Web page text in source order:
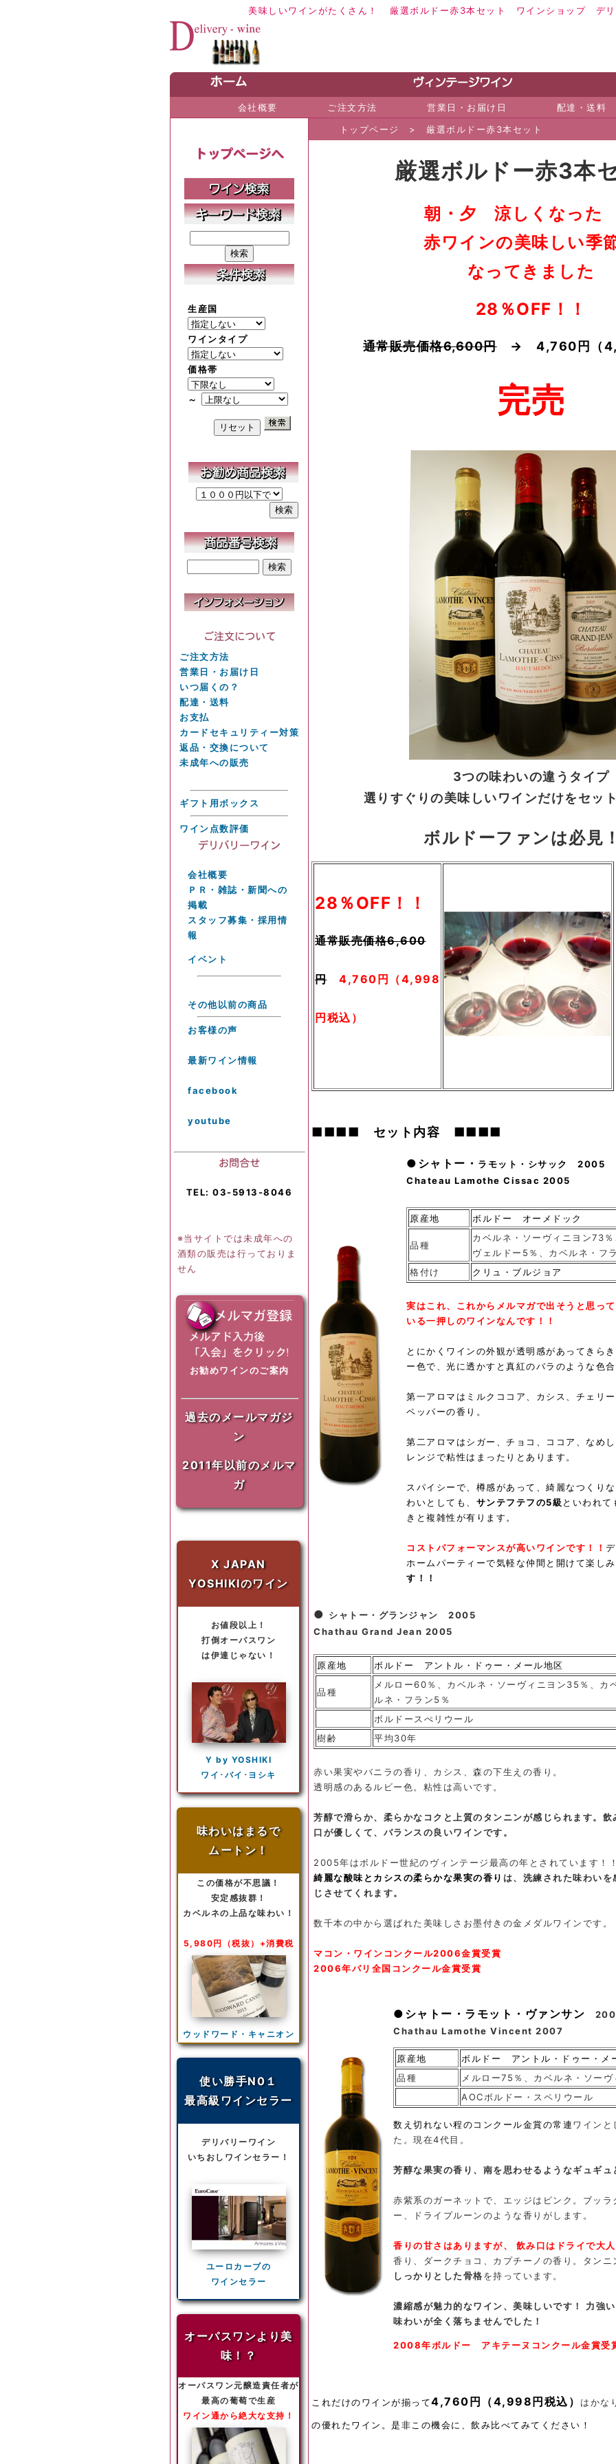
美味しいワインがたくさん！ 厳選ボルドー赤3本セット ワインショップ デリ
会社概要 ご注文方法 営業日・お届け日 配達・送料
生産国
ワインタイプ
価格帯
～
ご注文方法
営業日・お届け日
いつ届くの？
配達・送料
お支払
カードセキュリティー対策
返品・交換について
未成年への販売
ギフト用ボックス
ワイン点数評価
会社概要
ＰＲ・雑誌・新聞への
掲載
スタッフ募集・採用情
報
イベント
その他以前の商品
お客様の声
最新ワイン情報
facebook
youtube
TEL: 03-5913-8046
※当サイトでは未成年への
酒類の販売は行っておりま
せん
お勧めワインのご案内
過去のメールマガジ
ン
2011年以前のメルマ
ガ
X JAPAN
YOSHIKIのワイン
お値段以上！
打倒オーパスワン
は伊達じゃない！
Y by YOSHIKI
ワイ･バイ･ヨシキ
味わいはまるで
ムートン！
この価格が不思議！
安定感抜群！
カベルネの上品な味わい！
5,980円（税抜）+消費税
ウッドワード・キャニオン
使い勝手N0１
最高級ワインセラー
デリバリーワイン
いちおしワインセラー！
ユーロカーブの
ワインセラー
オーパスワンより美
味！？
オーパスワン元醸造責任者が
最高の葡萄で生産
ワイン通から絶大な支持！
トップページ > 厳選ボルドー赤3本セット
厳選ボルドー赤3本
朝・夕 涼しくなった
赤ワインの美味しい季
なってきました
28％OFF！！
通常販売価格6,600円→4,760円（
完売
3つの味わいの違うタイプ
選りすぐりの美味しいワインだけをセッ
ボルドーファンは必見 ！
28％OFF！！
通常販売価格6,600
円 4,760円（4,998
円税込）
■■■■ セット内容 ■■■■
●シャトー・ ラモット・シサック 2005
Chateau Lamothe Cissac 2005
原産地
ボルドー オーメドック
品種
カベルネ・ソーヴィニヨン73
ヴェルドー5％、カベルネ・フ
格付け
クリュ・ブルジョア
実はこれ、これからメルマガで出そうと思っ
いる一押しのワインなんです！！
とにかくワインの外観が透明感があってきら
ー色で、光に透かすと真紅のバラのような色合
第一アロマはミルクココア、カシス、チェリ
ペッパーの香り。
第二アロマはシガー、チョコ、ココア、なめ
レンジで粘性はまったりとあります。
スパイシーで、樽感があって、綺麗なつくり
わいとしても、 サンテフテフの5級 といわれて
きと複雑性が有ります。
コストパフォーマンスが高いワインです！！
ホームパーティーで気軽な仲間と開けて楽し
す！！
● シャトー・グランジャン 2005
Chathau Grand Jean 2005
原産地 ボルドー アントル・ドゥー・メール地区
品種
メルロー60％、カベルネ・ソーヴィニヨン35％、カ
ルネ・フラン5％
ボルドースぺリウール
樹齢
平均30年
赤い果実やバニラの香り、カシス、森の下生えの香り。
透明感のあるルビー色。粘性は高いです。
芳醇で滑らか、柔らかなコクと上質のタンニンが感じられます。飲
口が優しくて、バランスの良いワインです。
2005年はボルドー世紀のヴィンテージ最高の年とされています！！
綺麗な酸味とカシスの柔らかな果実の香り は、洗練された味わいを
じさせてくれます。
数千本の中から選ばれた美味しさお墨付きの金メダルワインです。
マコン・ワインコンクール2006金賞受賞
2006年パリ全国コンクール金賞受賞
●シャトー・ラモット・ヴァンサン
Chathau Lamothe Vincent 2007
原産地
ボルドー アントル・ドゥー・メ
品種
メルロー75％、カベルネ・ソー
AOCボルドー・スペリウール
数え切れない程のコンクール金賞の常連ワインと
た。現在4代目。
芳醇な果実の香り、南を思わせるようなギュギュ
赤紫系のガーネットで、エッジはピンク。ブッラ
ー、ドライプルーンのような香りがします。
香りの甘さはありますが、 飲み口はドライで大人
香り、ダークチョコ、カプチーノの香り。タンニ
しっかりとした骨格を持っています。
濃縮感が魅力的なワイン、美味しいです！ 力強
味わいが全く落ちませんでした！
2008年ボルドー アキテーヌコンクール金賞受
これだけのワインが揃って4,760円（4,998円税込） はかな
の優れたワイン。是非この機会に、飲み比べてみてください！